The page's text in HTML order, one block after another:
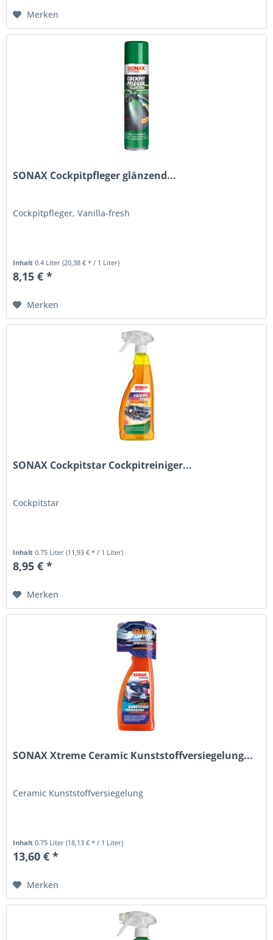
Merken
SONAX Cockpitpfleger glänzend...
Cockpitpfleger, Vanilla-fresh
Inhalt0.4 Liter(20,38 € * / 1 Liter)
8,15 € *
Merken
SONAX Cockpitstar Cockpitreiniger...
Cockpitstar
Inhalt0.75 Liter(11,93 € * / 1 Liter)
8,95 € *
Merken
SONAX Xtreme Ceramic Kunststoffversiegelung...
Ceramic Kunststoffversiegelung
Inhalt0.75 Liter(18,13 € * / 1 Liter)
13,60 € *
Merken